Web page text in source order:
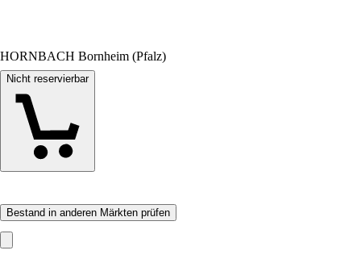
HORNBACH Bornheim (Pfalz)
Nicht reservierbar
Bestand in anderen Märkten prüfen